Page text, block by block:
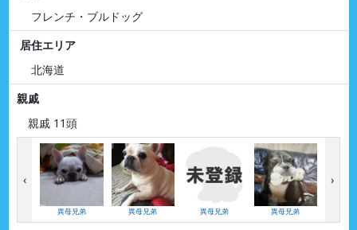
フレンチ・ブルドッグ
居住エリア
北海道
親戚
親戚 11頭
異母兄弟 異母兄弟 異母兄弟 異母兄弟
‹ ›